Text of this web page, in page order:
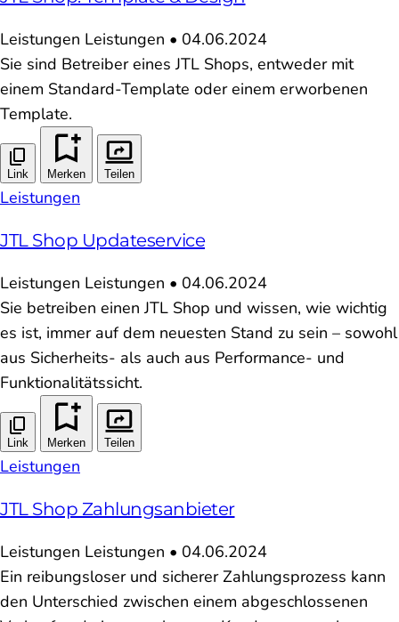
Leistungen Leistungen • 04.06.2024
Sie sind Betreiber eines JTL Shops, entweder mit
einem Standard-Template oder einem erworbenen
Template.
Link Merken Teilen
Leistungen
JTL Shop Updateservice
Leistungen Leistungen • 04.06.2024
Sie betreiben einen JTL Shop und wissen, wie wichtig
es ist, immer auf dem neuesten Stand zu sein – sowohl
aus Sicherheits- als auch aus Performance- und
Funktionalitätssicht.
Link Merken Teilen
Leistungen
JTL Shop Zahlungsanbieter
Leistungen Leistungen • 04.06.2024
Ein reibungsloser und sicherer Zahlungsprozess kann
den Unterschied zwischen einem abgeschlossenen